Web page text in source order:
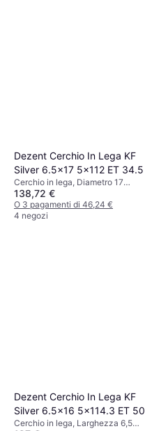
Dezent Cerchio In Lega KF
Silver 6.5x17 5x112 ET 34.5
Cerchio in lega, Diametro 17
pollici, Argento
138,72 €
O 3 pagamenti di 46,24 €
4 negozi
Dezent Cerchio In Lega KF
Silver 6.5x16 5x114.3 ET 50
Cerchio in lega, Larghezza 6,5